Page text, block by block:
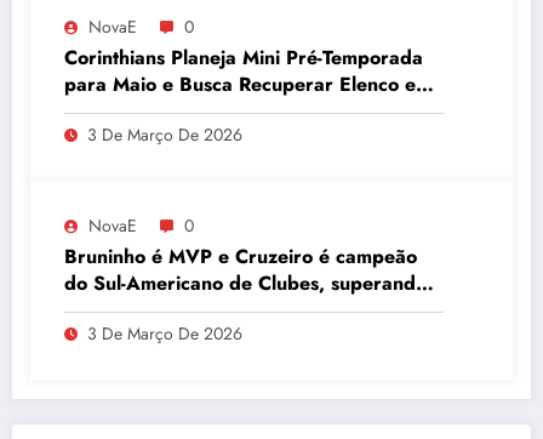
NovaE 0
Corinthians Planeja Mini Pré-Temporada
para Maio e Busca Recuperar Elenco e
Desempenho
3 De Março De 2026
NovaE 0
Bruninho é MVP e Cruzeiro é campeão
do Sul-Americano de Clubes, superando
Campinas
3 De Março De 2026